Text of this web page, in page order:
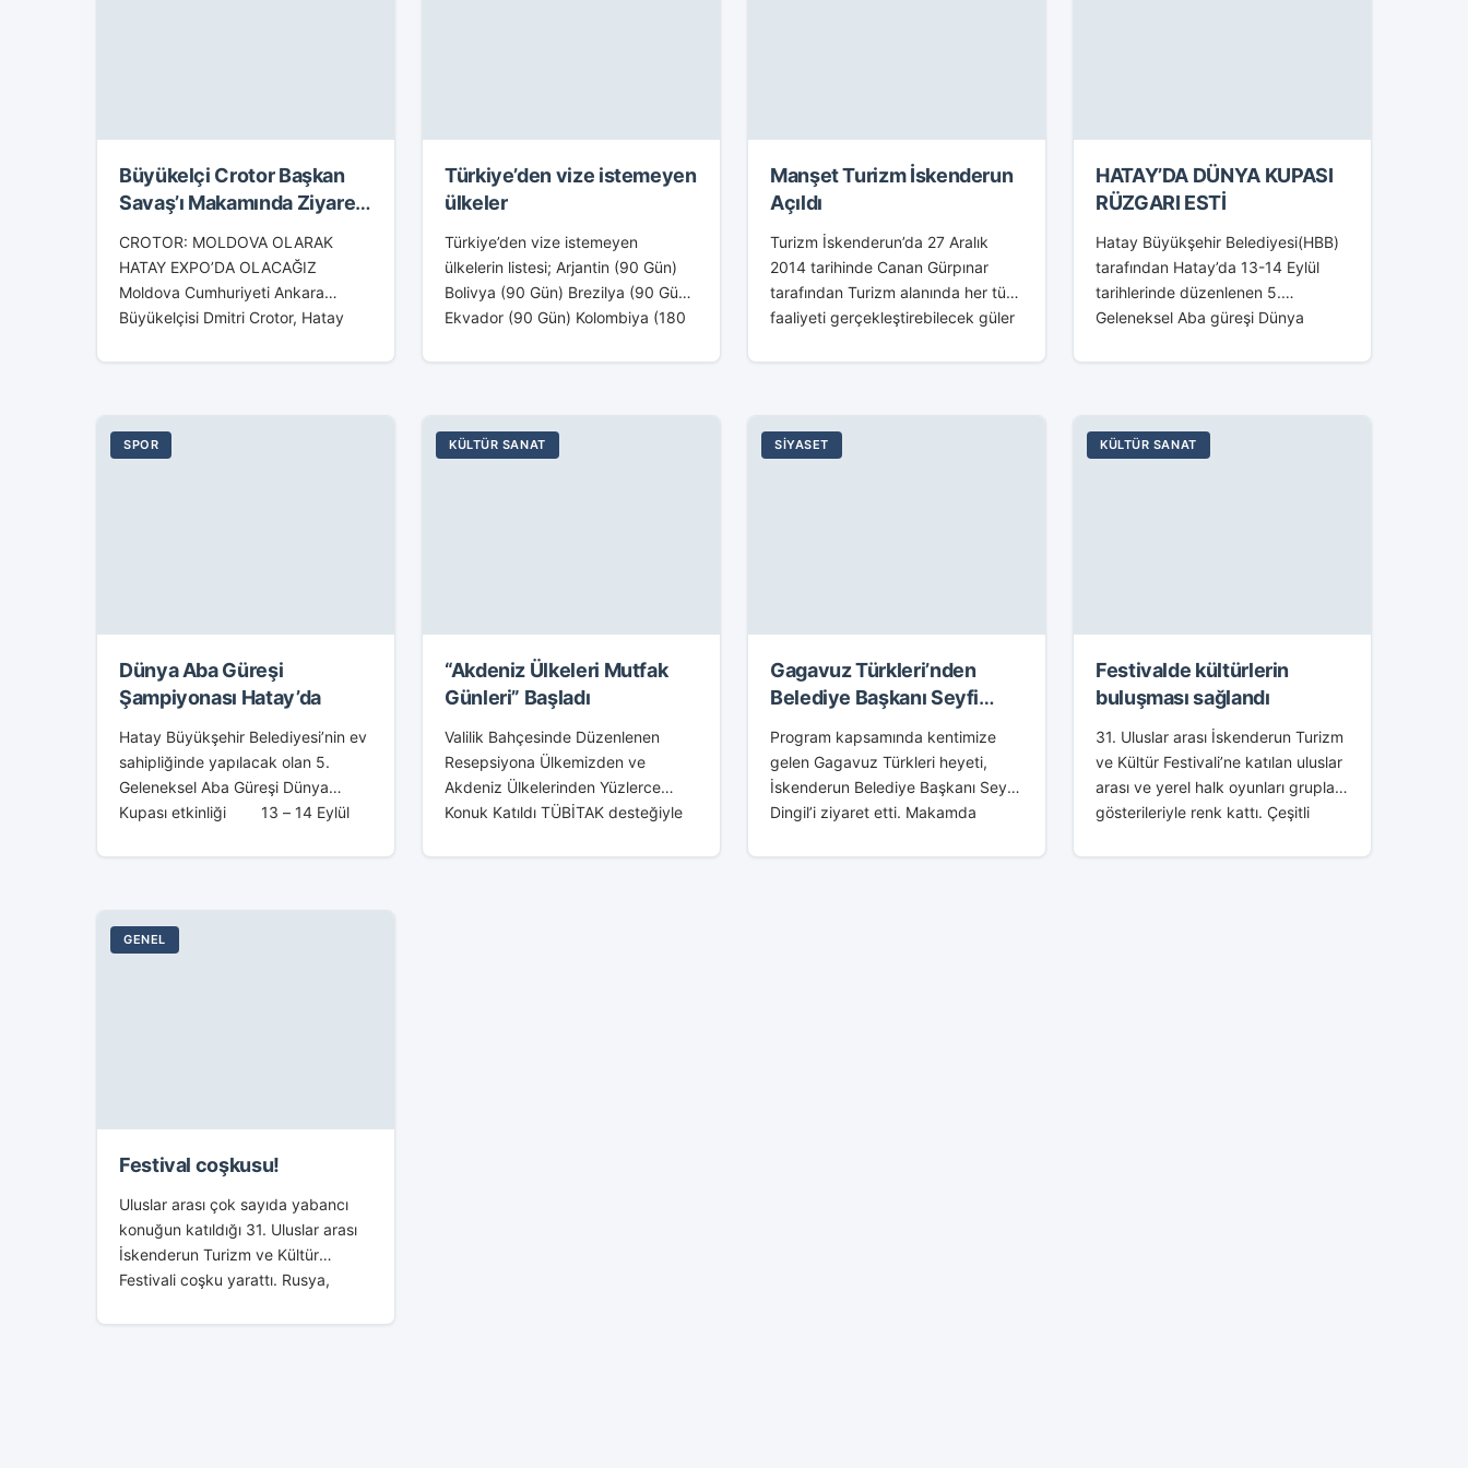
Büyükelçi Crotor Başkan
Savaş’ı Makamında Ziyaret
CROTOR: MOLDOVA OLARAK
HATAY EXPO’DA OLACAĞIZ
Moldova Cumhuriyeti Ankara
Büyükelçisi Dmitri Crotor, Hatay
Savaş’ı makamında ziyaret etti.
arasında ticari...
Türkiye’den vize istemeyen
ülkeler
Türkiye’den vize istemeyen
ülkelerin listesi; Arjantin (90 Gün)
Bolivya (90 Gün) Brezilya (90 Gün)
Ekvador (90 Gün) Kolombiya (180
(90 Gün) Peru (183 Gün) Şili...
Manşet Turizm İskenderun
Açıldı
Turizm İskenderun’da 27 Aralık
2014 tarihinde Canan Gürpınar
tarafından Turizm alanında her türlü
faaliyeti gerçekleştirebilecek güler
ekibi ile tatil severlere yaz tatili ve...
HATAY’DA DÜNYA KUPASI
RÜZGARI ESTİ
Hatay Büyükşehir Belediyesi(HBB)
tarafından Hatay’da 13-14 Eylül
tarihlerinde düzenlenen 5.
Geleneksel Aba güreşi Dünya
sevgi ve kardeşlik ortamında sona
SPOR
Dünya Aba Güreşi
Şampiyonası Hatay’da
Hatay Büyükşehir Belediyesi’nin ev
sahipliğinde yapılacak olan 5.
Geleneksel Aba Güreşi Dünya
Kupası etkinliği 13 – 14 Eylül
gerçekleştirilecek. Beş yıl önce
KÜLTÜR SANAT
“Akdeniz Ülkeleri Mutfak
Günleri” Başladı
Valilik Bahçesinde Düzenlenen
Resepsiyona Ülkemizden ve
Akdeniz Ülkelerinden Yüzlerce
Konuk Katıldı TÜBİTAK desteğiyle
oluşturulan Hatay İl Yenilik
SIYASET
Gagavuz Türkleri’nden
Belediye Başkanı Seyfi
Program kapsamında kentimize
gelen Gagavuz Türkleri heyeti,
İskenderun Belediye Başkanı Seyfi
Dingil’i ziyaret etti. Makamda
Cumhuriyeti Gagavuz Yeri Kültür
KÜLTÜR SANAT
Festivalde kültürlerin
buluşması sağlandı
31. Uluslar arası İskenderun Turizm
ve Kültür Festivali’ne katılan uluslar
arası ve yerel halk oyunları grupları,
gösterileriyle renk kattı. Çeşitli
katıldığı festivalde, kültürlerin
GENEL
Festival coşkusu!
Uluslar arası çok sayıda yabancı
konuğun katıldığı 31. Uluslar arası
İskenderun Turizm ve Kültür
Festivali coşku yarattı. Rusya,
Makedonya, Kosova, Romanya,